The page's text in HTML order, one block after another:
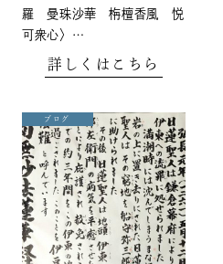
羅 曼珠沙華 栴檀香風 悦
可衆心〉…
詳しくはこちら
ブログ